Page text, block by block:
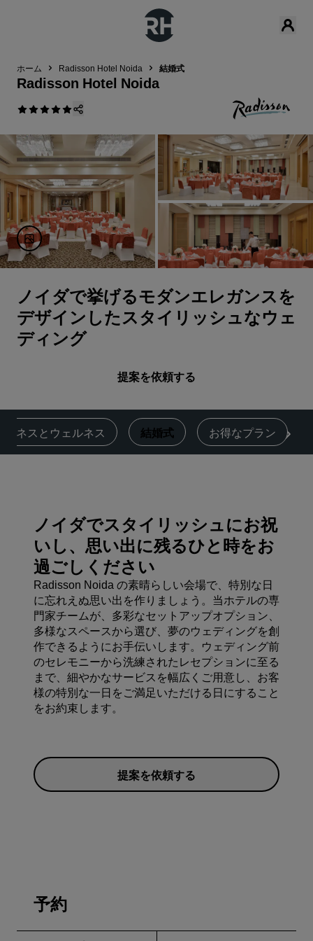
ホーム Radisson Hotel Noida 結婚式
Radisson Hotel Noida
ノイダで挙げるモダンエレガンスを
デザインしたスタイリッシュなウェ
ディング
提案を依頼する
トネスとウェルネス 結婚式 お得なプラン
ノイダでスタイリッシュにお祝
いし、思い出に残るひと時をお
過ごしください
Radisson Noida の素晴らしい会場で、特別な日
に忘れえぬ思い出を作りましょう。当ホテルの専
門家チームが、多彩なセットアップオプション、
多様なスペースから選び、夢のウェディングを創
作できるようにお手伝いします。ウェディング前
のセレモニーから洗練されたレセプションに至る
まで、細やかなサービスを幅広くご用意し、お客
様の特別な一日をご満足いただける日にすること
をお約束します。
提案を依頼する
予約